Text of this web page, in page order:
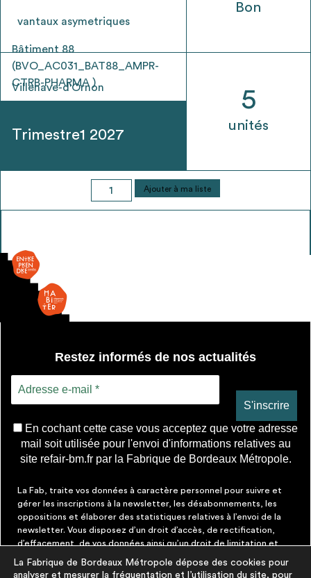
vantaux asymetriques
Bâtiment 88
(BVO_AC031_BAT88_AMPR-
CTRB-PHARMA )
Villenave-d'Ornon
Trimestre1 2027
Bon
5
unités
quantité
de
Ajouter à ma liste
Restez informés de nos actualités
En cochant cette case vous acceptez que votre adresse
mail soit utilisée pour l'envoi d'informations relatives au
site refair-bm.fr par la Fabrique de Bordeaux Métropole.
La Fab, traite vos données à caractère personnel pour suivre et
gérer les inscriptions à la newsletter, les désabonnements, les
oppositions et élaborer des statistiques relatives à l’envoi de la
newsletter. Vous disposez d’un droit d’accès, de rectification,
d’effacement, de vos données ainsi qu’un droit de limitation et
moment faire cesser ces communications en cliquant sur le lien de
La Fabrique de Bordeaux Métropole dépose des cookies pour
analyser et mesurer la fréquentation et l’utilisation du site, pour